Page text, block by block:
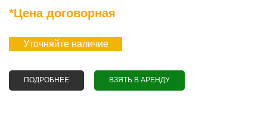
*Цена договорная
Уточняйте наличие
ПОДРОБНЕЕ О АРЕНДА БУЛЬДОЗЕРА CATERPILLAR D8R
ВЗЯТЬ В АРЕНДУ